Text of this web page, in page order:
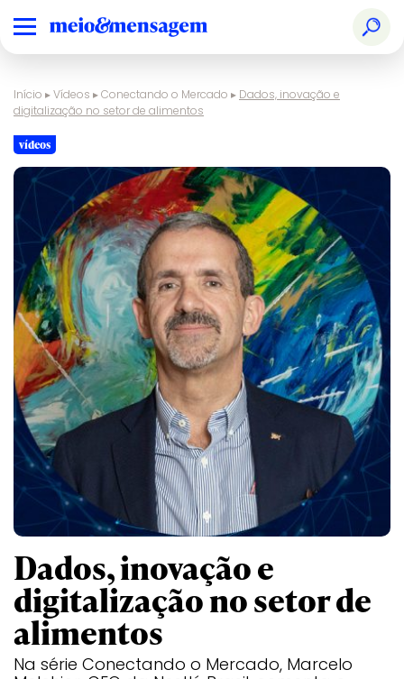
Início ▸Vídeos ▸Conectando o Mercado ▸ Dados, inovação e
digitalização no setor de alimentos
vídeos
Dados, inovação e
digitalização no setor de
alimentos
Na série Conectando o Mercado, Marcelo